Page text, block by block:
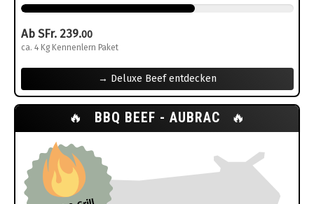
Ab SFr. 239.00
ca. 4 Kg Kennenlern Paket
→ Deluxe Beef entdecken
🔥 BBQ BEEF - AUBRAC 🔥